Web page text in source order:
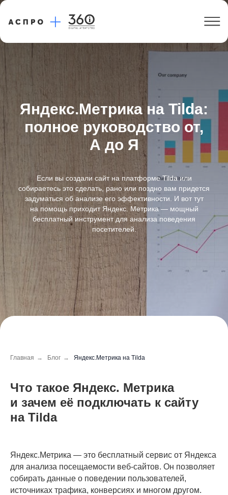
Яндекс.Метрика на Tilda:
полное руководство от,
А до Я
Если вы создали сайт на платформе Tilda или
собираетесь это сделать, рано или поздно вам придется
задуматься об анализе его эффективности. И вот тут
на помощь приходит Яндекс. Метрика — мощный
бесплатный инструмент для анализа поведения
посетителей.
Главная → Блог → Яндекс.Метрика на Tilda
Что такое Яндекс. Метрика
и зачем её подключать к сайту
на Tilda
Яндекс.Метрика — это бесплатный сервис от Яндекса
для анализа посещаемости веб-сайтов. Он позволяет
собирать данные о поведении пользователей,
источниках трафика, конверсиях и многом другом.